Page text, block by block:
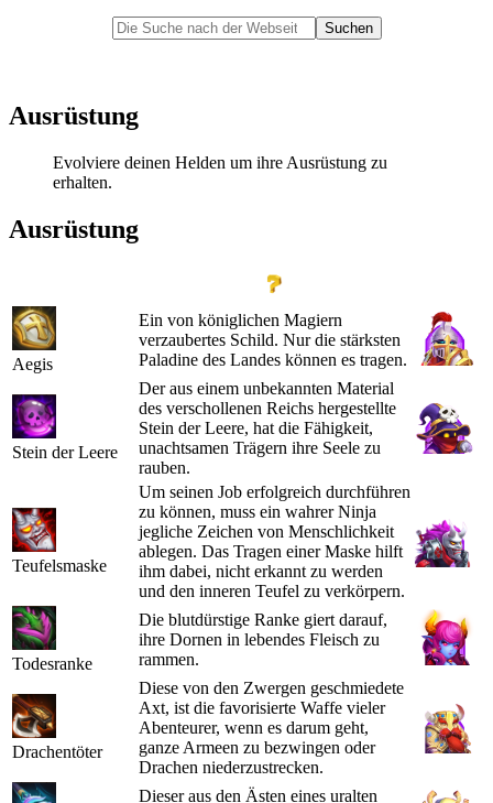
Ausrüstung
Evolviere deinen Helden um ihre Ausrüstung zu
erhalten.
Ausrüstung
Aegis
Ein von königlichen Magiern
verzaubertes Schild. Nur die stärksten
Paladine des Landes können es tragen.
Stein der Leere
Der aus einem unbekannten Material
des verschollenen Reichs hergestellte
Stein der Leere, hat die Fähigkeit,
unachtsamen Trägern ihre Seele zu
rauben.
Teufelsmaske
Um seinen Job erfolgreich durchführen
zu können, muss ein wahrer Ninja
jegliche Zeichen von Menschlichkeit
ablegen. Das Tragen einer Maske hilft
ihm dabei, nicht erkannt zu werden
und den inneren Teufel zu verkörpern.
Todesranke
Die blutdürstige Ranke giert darauf,
ihre Dornen in lebendes Fleisch zu
rammen.
Drachentöter
Diese von den Zwergen geschmiedete
Axt, ist die favorisierte Waffe vieler
Abenteurer, wenn es darum geht,
ganze Armeen zu bezwingen oder
Drachen niederzustrecken.
Dieser aus den Ästen eines uralten